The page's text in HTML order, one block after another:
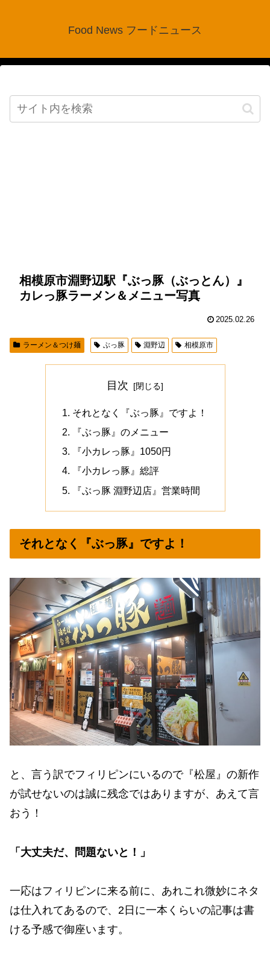
Food News フードニュース
相模原市淵野辺駅『ぶっ豚（ぶっとん）』
カレっ豚ラーメン＆メニュー写真
2025.02.26
ラーメン＆つけ麺 ぶっ豚 淵野辺 相模原市
目次
それとなく『ぶっ豚』ですよ！
『ぶっ豚』のメニュー
『小カレっ豚』1050円
『小カレっ豚』総評
『ぶっ豚 淵野辺店』営業時間
それとなく『ぶっ豚』ですよ！
と、言う訳でフィリピンにいるので『松屋』の新作
が試せないのは誠に残念ではありますが、あえて言
おう！
「大丈夫だ、問題ないと！」
一応はフィリピンに来る前に、あれこれ微妙にネタ
は仕入れてあるので、2日に一本くらいの記事は書
ける予感で御座います。